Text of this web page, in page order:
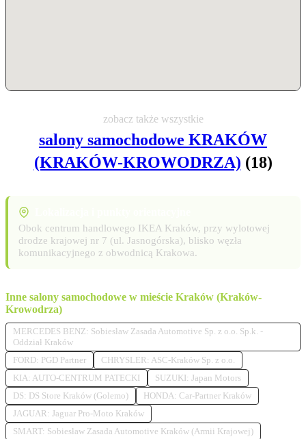
zobacz także wszystkie
salony samochodowe KRAKÓW
(KRAKÓW-KROWODRZA) (18)
Obok centrum handlowego IKEA Kraków, przy wylotowej
drodze krajowej nr 7 (ul. Jasnogórska), blisko węzła
komunikacyjnego z obwodnicą Krakowa.
Inne salony samochodowe w mieście Kraków (Kraków-
Krowodrza)
MERCEDES BENZ: Sobiesław Zasada Automotive Sp. z o.o. Sp.k. -
Oddział Kraków
FORD: PGD Partner
CHRYSLER: ASC-Kraków Sp. z o.o.
KIA: AUTO-CENTRUM PATECKI
SUZUKI: Japan Motors
DS: DS Store Kraków (Golemo)
HONDA: Car-Partner Kraków
JAGUAR: Jaguar Pro-Moto Kraków
SMART: Sobiesław Zasada Automotive Kraków (Armii Krajowej)